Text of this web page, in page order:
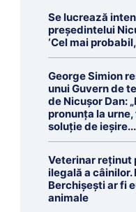
Se lucrează
președintelui
‘Cel mai
George Simion
unui Guvern de
de Nicușor Dan:
pronunța la
soluție de ieșire...
Veterinar reținut
ilegală a câinilor.
Berchișești ar fi
animale